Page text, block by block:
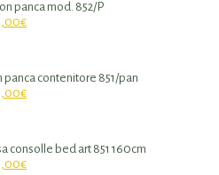
panca mod. 852/P
€
panca contenitore 851/pan
€
consolle bed art 851 160cm
€